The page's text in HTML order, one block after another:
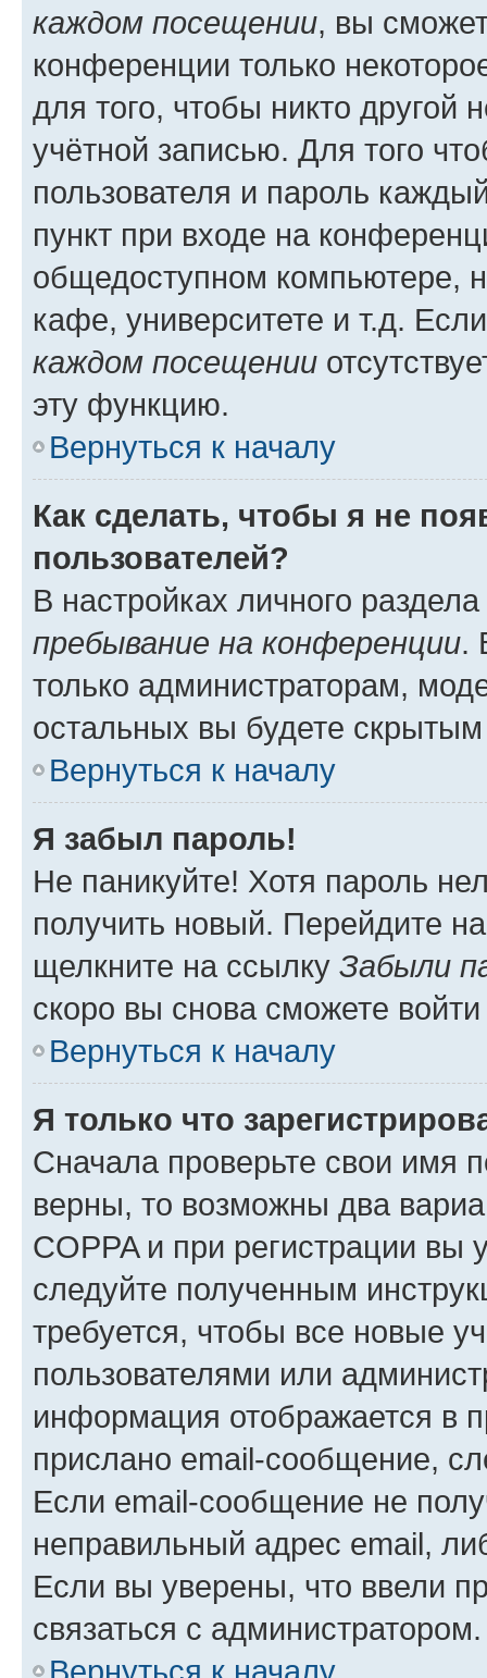
каждом посещении, вы
конференции только
для того, чтобы никто другой
учётной записью. Для того
пользователя и пароль
пункт при входе на
общедоступном компьютере,
кафе, университете и т.д.
каждом посещении
эту функцию.
Вернуться к началу
Как сделать, чтобы я не
пользователей?
В настройках личного
пребывание на конференции.
только администраторам,
остальных вы будете
Вернуться к началу
Я забыл пароль!
Не паникуйте! Хотя пароль
получить новый. Перейдите
щелкните на ссылку Забыли
скоро вы снова сможете
Вернуться к началу
Я только что
Сначала проверьте свои имя
верны, то возможны два
COPPA и при регистрации вы
следуйте полученным
требуется, чтобы все новые
пользователями или
информация отображается в
прислано email-сообщение,
Если email-сообщение не
неправильный адрес email,
Если вы уверены, что ввели
связаться с администратором.
Вернуться к началу